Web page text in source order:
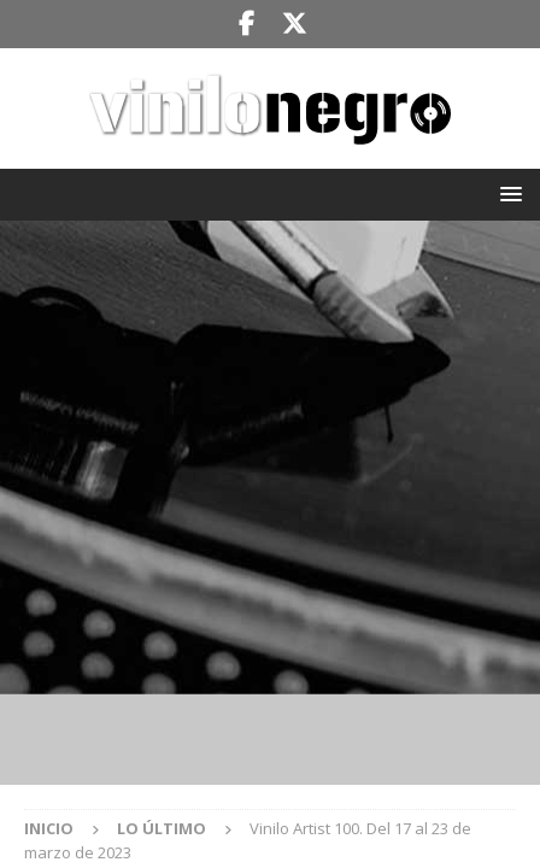
INICIO LO ÚLTIMO
Vinilo Artist 100. Del 17 al 23 de
marzo de 2023